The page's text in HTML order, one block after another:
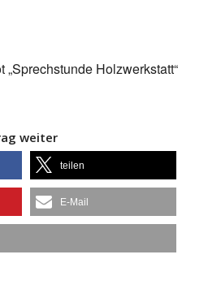
Holzwerkstatt“
weiter
teilen
E-Mail